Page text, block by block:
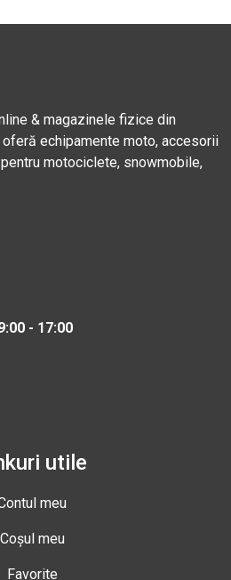
& magazinele fizice din
echipamente moto, accesorii
motociclete, snowmobile,
- 17:00
utile
meu
Coșul meu
Favorite